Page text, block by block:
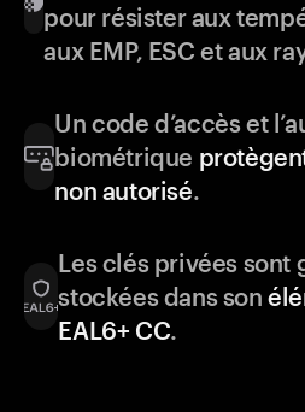
pour résister aux
aux EMP, ESC et aux
Un code d’accès et
biométrique
non autorisé.
Les clés privées sont
stockées dans son
EAL6+ CC.